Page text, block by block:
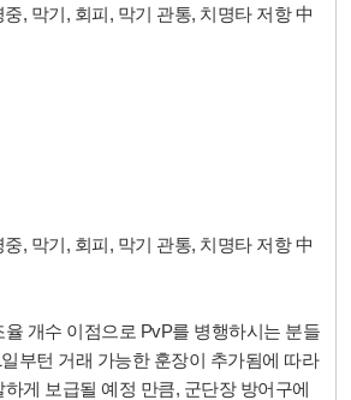
, 막기, 회피, 막기 관통, 치명타 저항 中
, 막기, 회피, 막기 관통, 치명타 저항 中
개수 이점으로 PvP를 병행하시는 분들
부턴 거래 가능한 훈장이 추가됨에 따라
게 보급될 예정 만큼, 군단장 방어구에